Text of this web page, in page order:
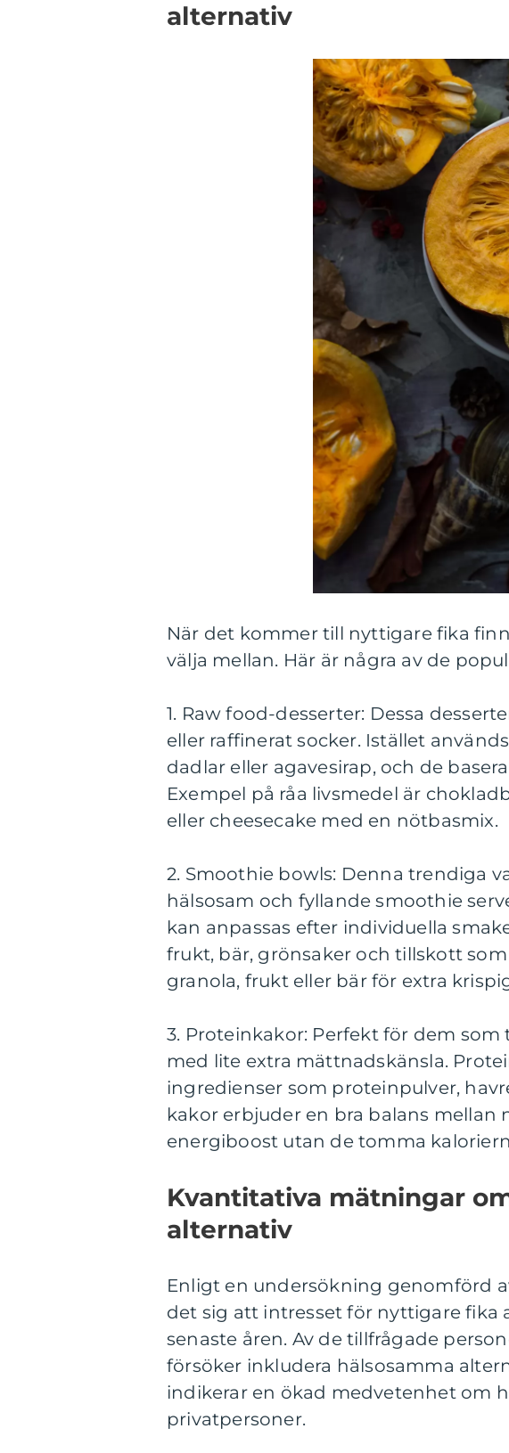
alternativ
När det kommer till nyttigare fika
välja mellan. Här är några av de
1. Raw food-desserter: Dessa
eller raffinerat socker. Istället
dadlar eller agavesirap, och de
Exempel på råa livsmedel är
eller cheesecake med en nötbasmix.
2. Smoothie bowls: Denna trendiga
hälsosam och fyllande smoothie
kan anpassas efter individuella
frukt, bär, grönsaker och tillskott
granola, frukt eller bär för extra
3. Proteinkakor: Perfekt för dem
med lite extra mättnadskänsla.
ingredienser som proteinpulver,
kakor erbjuder en bra balans mellan
energiboost utan de tomma
Kvantitativa mätningar
alternativ
Enligt en undersökning genomförd
det sig att intresset för nyttigare
senaste åren. Av de tillfrågade
försöker inkludera hälsosamma
indikerar en ökad medvetenhet om
privatpersoner.